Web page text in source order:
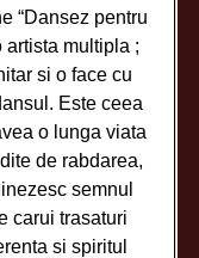
“Dansez pentru
artista multipla ;
si o face cu
Este ceea
o lunga viata
de rabdarea,
semnul
carui trasaturi
si spiritul